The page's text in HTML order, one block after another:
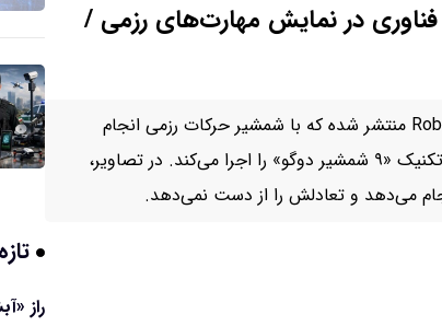
در نمایش مهارت‌های رزمی /
به مناسبت سال نو چینی، ویدیویی از ربات انسان‌نمای Robotera L۷ منتشر شده که با شمشیر حرکات رزمی انجام
می‌دهد. رسانه‌ها به آن لقب Linghu Chong داده‌اند و می‌گویند تکنیک «۹ شمشیر دوگو» را اجرا می‌کند. در تصاویر،
می‌دهد و تعادلش را از دست نمی‌دهد.
راز